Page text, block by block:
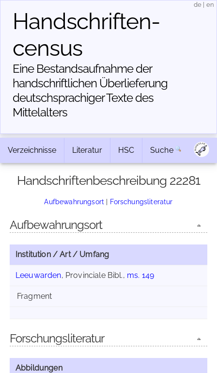
Handschriften­
census
Eine Bestandsaufnahme der
handschriftlichen Über­lieferung
deutschsprachiger Texte des
Mittelalters
de en
Verzeichnisse Literatur HSC Suche
Handschriftenbeschreibung 22281
Aufbewahrungsort | Forschungsliteratur
Aufbewahrungsort
Institution / Art / Umfang
Leeuwarden, Provinciale Bibl., ms. 149
Fragment
Forschungsliteratur
Abbildungen